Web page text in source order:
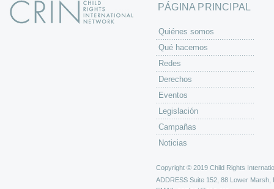
PÁGINA PRINCIPAL
Quiénes somos
Qué hacemos
Redes
Derechos
Eventos
Legislación
Campañas
Noticias
Copyright © 2019 Child Rights
ADDRESS Suite 152, 88 Lower Marsh,